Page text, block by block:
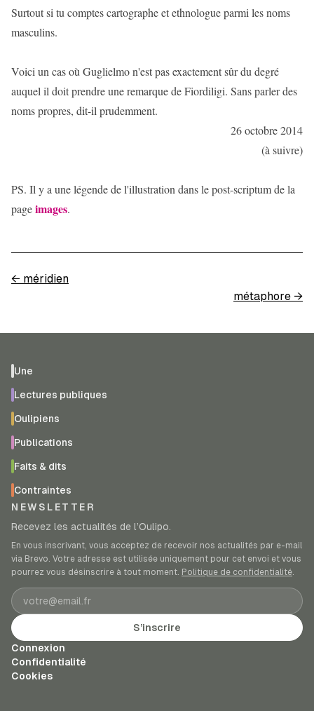
Surtout si tu comptes cartographe et ethnologue parmi les noms
masculins.
Voici un cas où Guglielmo n'est pas exactement sûr du degré
auquel il doit prendre une remarque de Fiordiligi. Sans parler des
noms propres, dit-il prudemment.
26 octobre 2014
(à suivre)
PS. Il y a une légende de l'illustration dans le post-scriptum de la
pageimages.
← méridien
métaphore →
Une
Lectures publiques
Oulipiens
Publications
Faits & dits
Contraintes
NEWSLETTER
Recevez les actualités de l’Oulipo.
En vous inscrivant, vous acceptez de recevoir nos actualités par e-mail
via Brevo. Votre adresse est utilisée uniquement pour cet envoi et vous
pourrez vous désinscrire à tout moment. Politique de confidentialité.
Adresse e-mail
S’inscrire
Connexion
Confidentialité
Cookies